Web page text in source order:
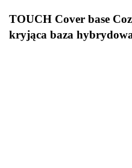
TOUCH Cover base
kryjąca baza